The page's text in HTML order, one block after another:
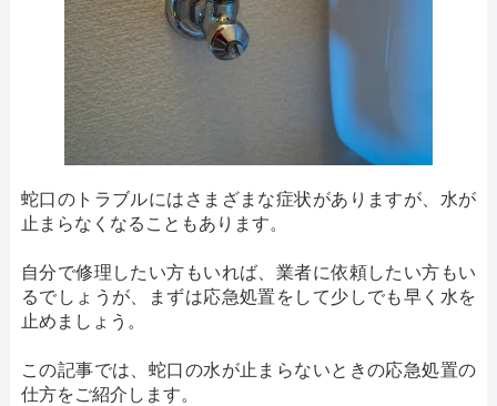
蛇口のトラブルにはさまざまな症状がありますが、水が
止まらなくなることもあります。
自分で修理したい方もいれば、業者に依頼したい方もい
るでしょうが、まずは応急処置をして少しでも早く水を
止めましょう。
この記事では、蛇口の水が止まらないときの応急処置の
仕方をご紹介します。